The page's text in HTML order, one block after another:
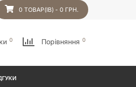
0 ТОВАР(ІВ) - 0 ГРН.
0 Порівняння 0